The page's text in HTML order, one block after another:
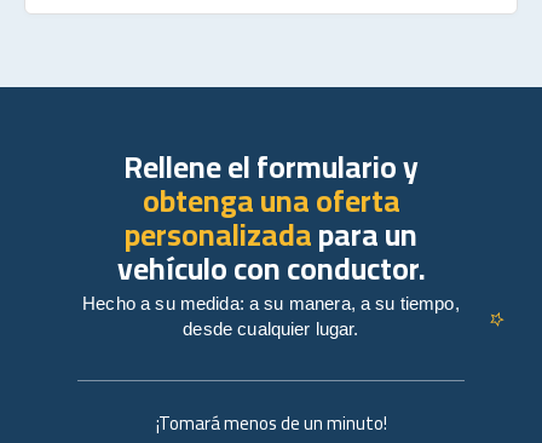
¡Tomará menos de un minuto!
Rellene el formulario y
obtenga una oferta
personalizadapara un
vehículo con conductor.
Hecho a su medida: a su manera, a su tiempo,
desde cualquier lugar.